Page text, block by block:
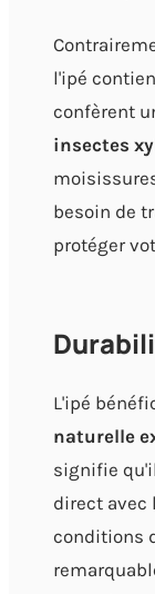
l'ipé
confèrent
insectes
besoin de
protéger
L'ipé
naturelle
signifie
direct avec
conditions